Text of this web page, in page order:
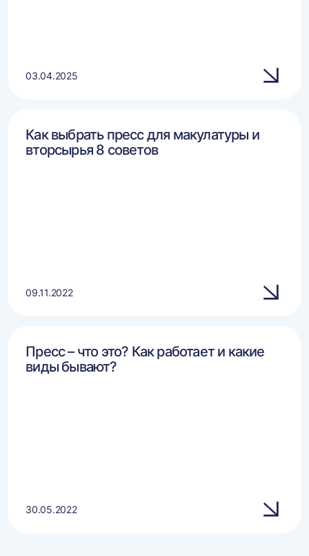
03.04.2025
Как выбрать пресс для макулатуры и
вторсырья 8 советов
09.11.2022
Пресс – что это? Как работает и какие
виды бывают?
30.05.2022